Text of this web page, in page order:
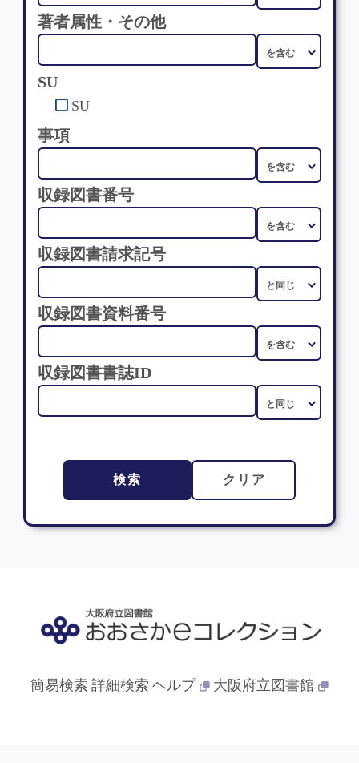
著者属性・その他
SU
SU
事項
収録図書番号
収録図書請求記号
収録図書資料番号
収録図書書誌ID
検索 クリア
簡易検索 詳細検索 ヘルプ 大阪府立図書館